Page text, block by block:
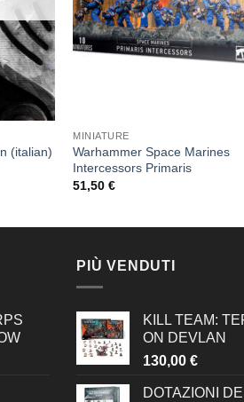
(italian)
MINIATURE
Warhammer Space Marines
Intercessors Primaris
51,50€
PIÙ VENDUTI
KILL TEAM:
ON DEVLAN
130,00 €
DOTAZIONI DEI